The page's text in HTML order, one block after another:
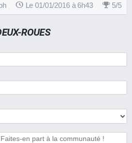
Le 01/01/2016 à 6h43 5/5
ROUES